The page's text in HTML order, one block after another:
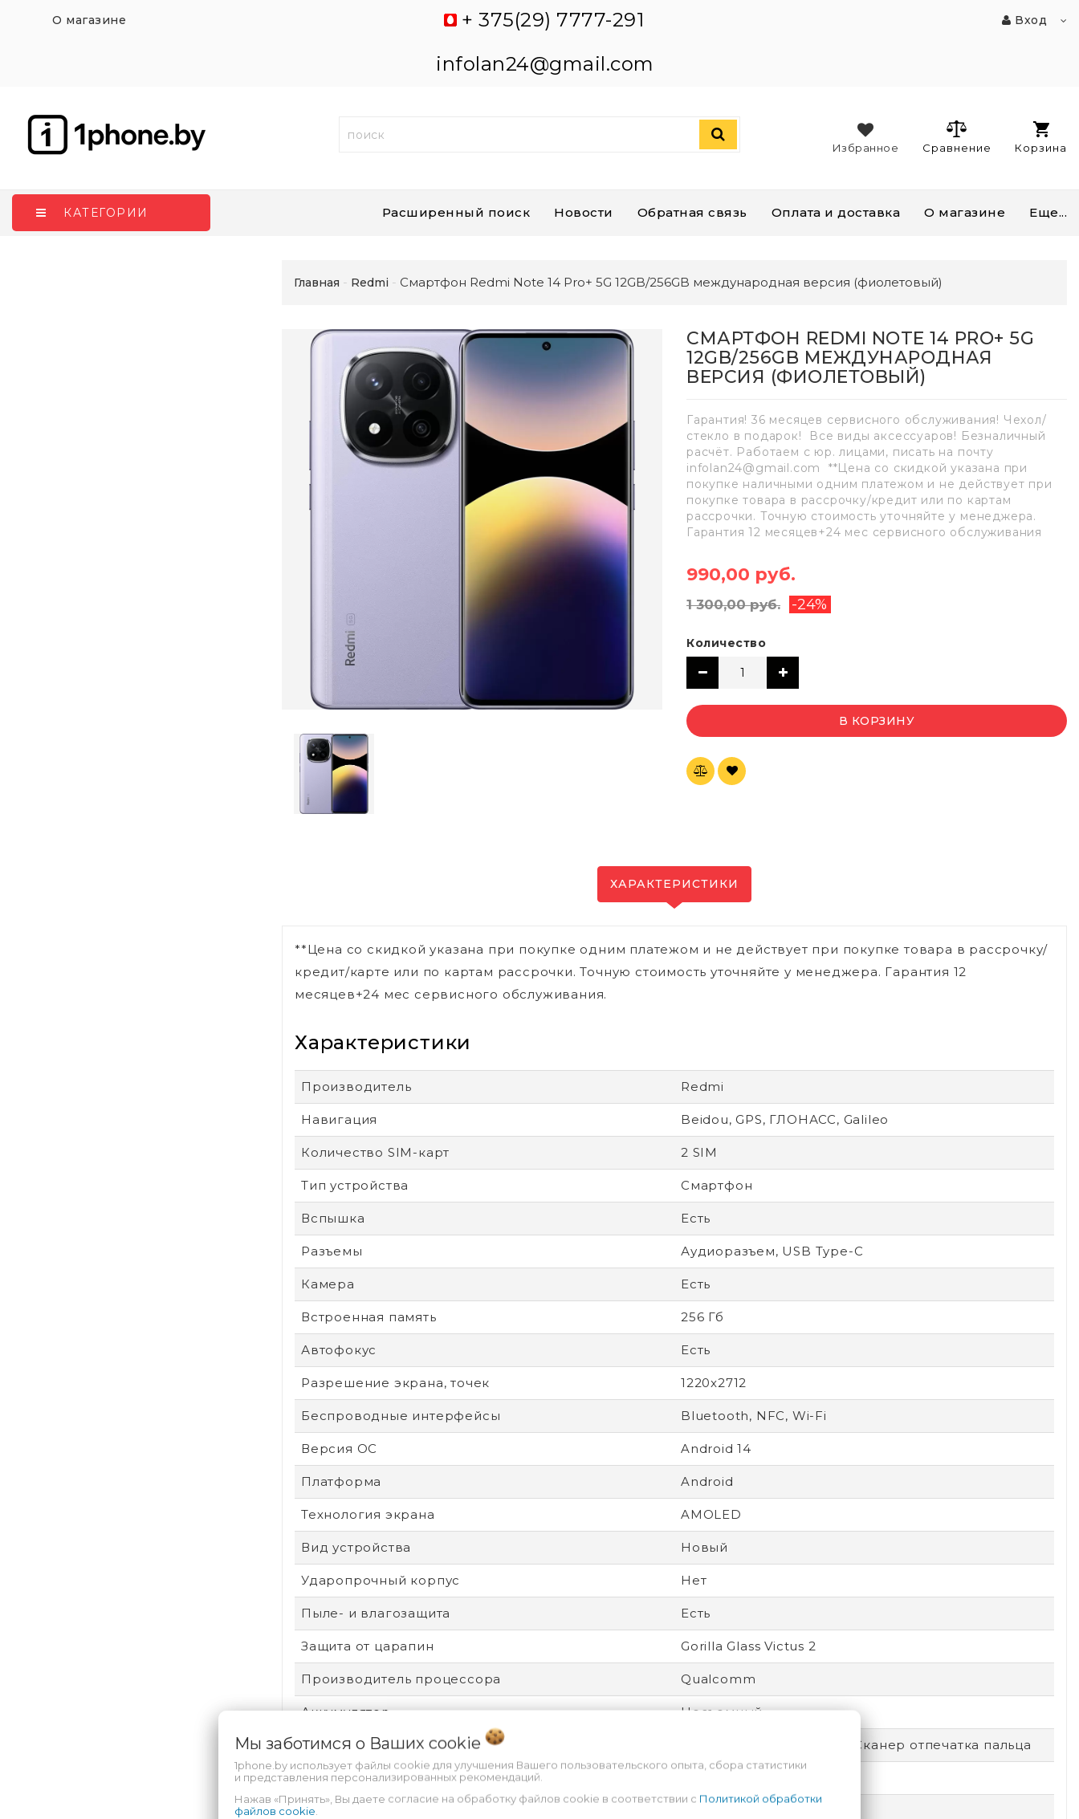
О магазине
+ 375(29) 7777-291
infolan24@gmail.com
Вход
Корзина
Сравнение
Избранное
КАТЕГОРИИ Расширенный поиск Новости Обратная связь Оплата и доставка О магазине Еще...
Главная Redmi Смартфон Redmi Note 14 Pro+ 5G 12GB/256GB международная версия (фиолетовый)
СМАРТФОН REDMI NOTE 14 PRO+ 5G
12GB/256GB МЕЖДУНАРОДНАЯ
ВЕРСИЯ (ФИОЛЕТОВЫЙ)
Гарантия! 36 месяцев сервисного обслуживания! Чехол/
стекло в подарок! Все виды аксессуаров! Безналичный
расчёт. Работаем с юр. лицами, писать на почту
infolan24@gmail.com **Цена со скидкой указана при
покупке наличными одним платежом и не действует при
покупке товара в рассрочку/кредит или по картам
рассрочки. Точную стоимость уточняйте у менеджера.
Гарантия 12 месяцев+24 мес сервисного обслуживания
990,00 руб.
1 300,00 руб. -24%
Количество
В КОРЗИНУ
ХАРАКТЕРИСТИКИ
**Цена со скидкой указана при покупке одним платежом и не действует при покупке товара в рассрочку/
кредит/карте или по картам рассрочки. Точную стоимость уточняйте у менеджера. Гарантия 12
месяцев+24 мес сервисного обслуживания.
Характеристики
Производитель Redmi
Навигация Beidou, GPS, ГЛОНАСС, Galileo
Количество SIM-карт 2 SIM
Тип устройства Смартфон
Вспышка Есть
Разъемы Аудиоразъем, USB Type-C
Камера Есть
Встроенная память 256 Гб
Автофокус Есть
Разрешение экрана, точек 1220x2712
Беспроводные интерфейсы Bluetooth, NFC, Wi-Fi
Версия ОС Android 14
Платформа Android
Технология экрана AMOLED
Вид устройства Новый
Ударопрочный корпус Нет
Пыле- и влагозащита Есть
Защита от царапин Gorilla Glass Victus 2
Производитель процессора Qualcomm
Аккумулятор Несъемный
Безопасность Разблокировка по лицу, Сканер отпечатка пальца
Техпроцесс
Степень защиты (IP)
Мы заботимся о Ваших cookie
1phone.by использует файлы cookie для улучшения Вашего пользовательского опыта, сбора статистики
и представления персонализированных рекомендаций.
Нажав «Принять», Вы даете согласие на обработку файлов cookie в соответствии с Политикой обработки
файлов cookie